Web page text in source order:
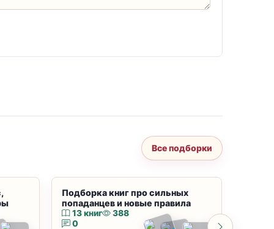
Все подборки
Подборка книг про сильных
попаданцев и новые правила
13 книг
388
0